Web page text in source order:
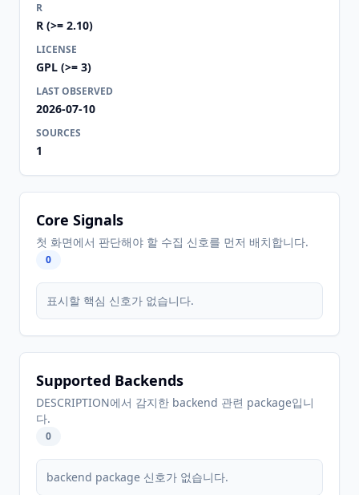
R
R (>= 2.10)
LICENSE
GPL (>= 3)
LAST OBSERVED
2026-07-10
SOURCES
1
Core Signals
첫 화면에서 판단해야 할 수집 신호를 먼저 배치합니다.
0
표시할 핵심 신호가 없습니다.
Supported Backends
DESCRIPTION에서 감지한 backend 관련 package입니
다.
0
backend package 신호가 없습니다.